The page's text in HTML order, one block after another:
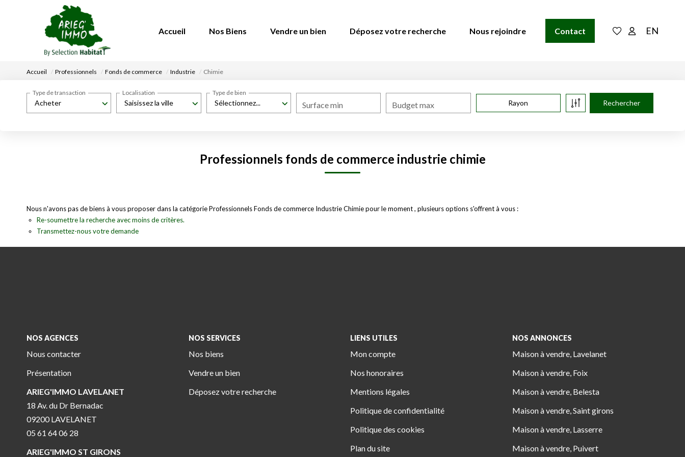
Accueil Nos Biens Vendre un bien Déposez votre recherche Nous rejoindre Contact EN
Accueil Professionnels Fonds de commerce Industrie Chimie
Acheter
Type de transaction
Saisissez la ville
Localisation
Sélectionnez...
Type de bien
Surface min Budget max Rayon
Professionnels fonds de commerce industrie chimie
Nous n'avons pas de biens à vous proposer dans la catégorie Professionnels Fonds de commerce Industrie Chimie pour le moment , plusieurs options s'offrent à vous :
Re-soumettre la recherche avec moins de critères.
Transmettez-nous votre demande
NOS AGENCES
Nous contacter
Présentation
ARIEG'IMMO LAVELANET
18 Av. du Dr Bernadac
09200 LAVELANET
05 61 64 06 28
ARIEG'IMMO ST GIRONS
NOS SERVICES
Nos biens
Vendre un bien
Déposez votre recherche
LIENS UTILES
Mon compte
Nos honoraires
Mentions légales
Politique de confidentialité
Politique des cookies
Plan du site
NOS ANNONCES
Maison à vendre, Lavelanet
Maison à vendre, Foix
Maison à vendre, Belesta
Maison à vendre, Saint girons
Maison à vendre, Lasserre
Maison à vendre, Puivert